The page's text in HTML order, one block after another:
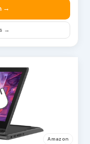
→
→
Amazon